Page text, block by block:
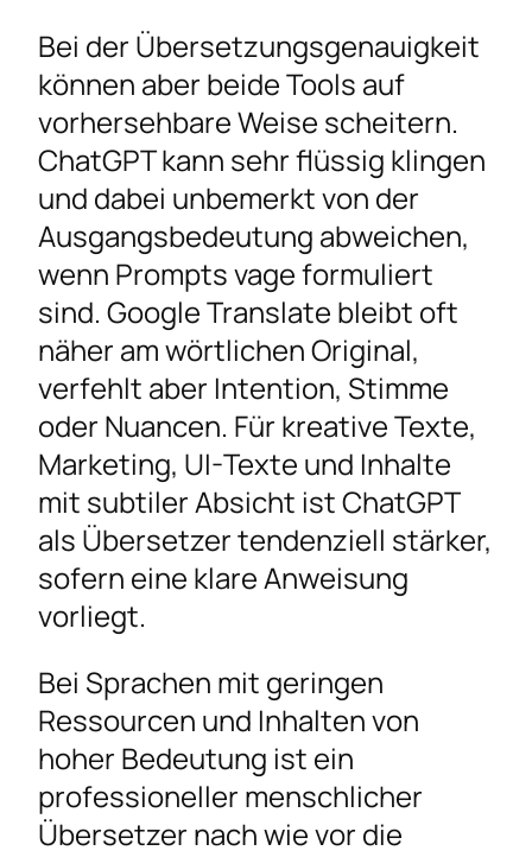
Bei der Übersetzungsgenauigkeit
können aber beide Tools auf
vorhersehbare Weise scheitern.
ChatGPT kann sehr flüssig klingen
und dabei unbemerkt von der
Ausgangsbedeutung abweichen,
wenn Prompts vage formuliert
sind. Google Translate bleibt oft
näher am wörtlichen Original,
verfehlt aber Intention, Stimme
oder Nuancen. Für kreative Texte,
Marketing, UI-Texte und Inhalte
mit subtiler Absicht ist ChatGPT
als Übersetzer tendenziell stärker,
sofern eine klare Anweisung
vorliegt.
Bei Sprachen mit geringen
Ressourcen und Inhalten von
hoher Bedeutung ist ein
professioneller menschlicher
Übersetzer nach wie vor die